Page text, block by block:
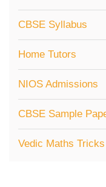
CBSE Syllabus
Home Tutors
NIOS Admissions
CBSE Sample
Vedic Maths Tricks